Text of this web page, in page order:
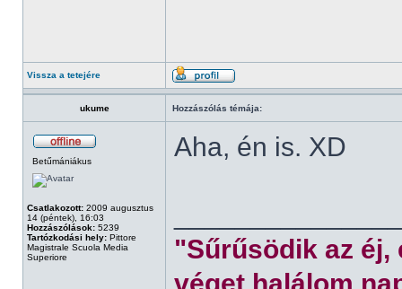
Vissza a tetejére
ukume Hozzászólás témája:
Betűmániákus
Csatlakozott: 2009 augusztus
14 (péntek), 16:03
Hozzászólások: 5239
Tartózkodási hely: Pittore
Magistrale Scuola Media
Superiore
Aha, én is. XD
"Sűrűsödik az éj,